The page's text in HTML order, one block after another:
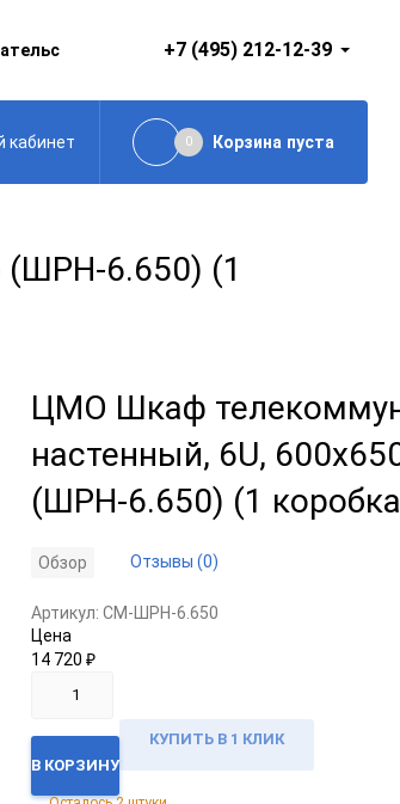
соглашение+7 (495) 212-12-39
кабинет 0 Корзина пуста
(ШРН-6.650) (1
ЦМО Шкаф
настенный, 6U,
(ШРН-6.650) (1
Обзор Отзывы (0)
Артикул: CM-ШРН-6.650
Цена
14 720 ₽
В КОРЗИНУ
КУПИТЬ В 1 КЛИК